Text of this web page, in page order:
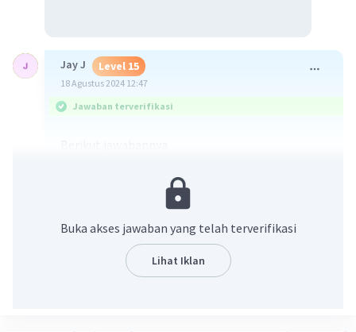
Jay J Level 15
18 Agustus 2024 12:47
Jawaban terverifikasi
Buka akses jawaban yang telah terverifikasi
Lihat Iklan